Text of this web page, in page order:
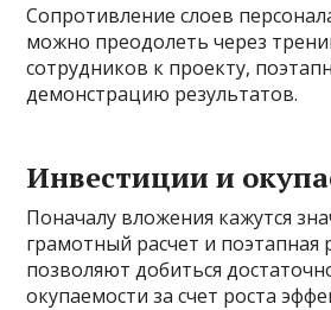
Сопротивление слоев
можно преодолеть через
сотрудников к проекту,
демонстрацию результатов.
Инвестиции и
Поначалу вложения кажутся
грамотный расчет и поэтапная
позволяют добиться
окупаемости за счет роста